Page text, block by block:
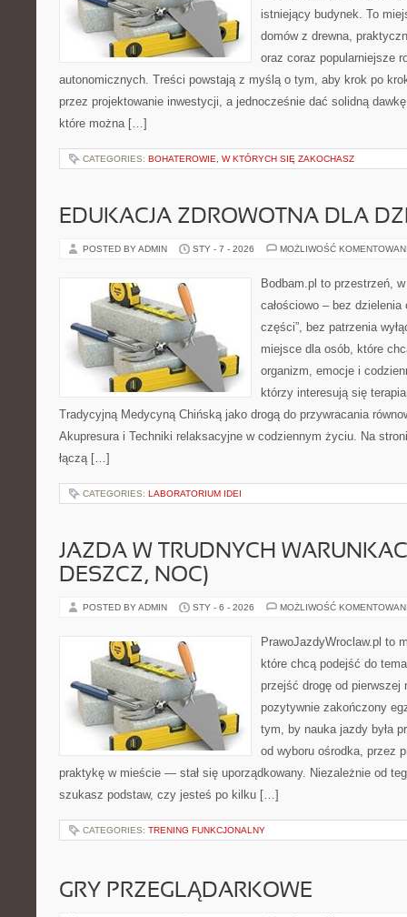
istniejący budynek. To
domów z drewna,
oraz coraz popularniejsze
autonomicznych. Treści powstają z myślą o tym, aby krok po
przez projektowanie inwestycji, a jednocześnie dać solidną
które można […]
CATEGORIES: BOHATEROWIE, W KTÓRYCH SIĘ ZAKOCHASZ
EDUKACJA ZDROWOTNA DLA
POSTED BY ADMIN STY - 7 - 2026 MOŻLIWOŚĆ
Bodbam.pl to przestrzeń,
całościowo – bez dzielenia
części”, bez patrzenia
miejsce dla osób, które
organizm, emocje i
którzy interesują się
Tradycyjną Medycyną Chińską jako drogą do przywracania
Akupresura i Techniki relaksacyjne w codziennym życiu. Na
łączą […]
CATEGORIES: LABORATORIUM IDEI
JAZDA W TRUDNYCH
DESZCZ, NOC)
POSTED BY ADMIN STY - 6 - 2026 MOŻLIWOŚĆ
PrawoJazdyWroclaw.pl to
które chcą podejść do
przejść drogę od pierwszej
pozytywnie zakończony
tym, by nauka jazdy była
od wyboru ośrodka, przez
praktykę w mieście — stał się uporządkowany. Niezależnie od
szukasz podstaw, czy jesteś po kilku […]
CATEGORIES: TRENING FUNKCJONALNY
GRY PRZEGLĄDARKOWE